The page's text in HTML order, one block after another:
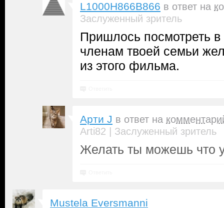
L1000H866B866 в ответ на
Заслуженный зритель
Пришлось посмотреть
членам твоей семьи
из этого фильма.
Арти J в ответ на
Arti82 | Заслуженный зритель
Желать ты можешь что
Mustela Eversmanni